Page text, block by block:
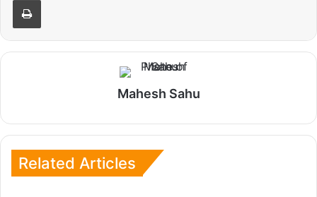
Mahesh Sahu
Related Articles